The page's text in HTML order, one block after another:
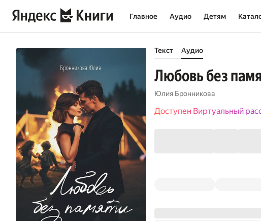
Главное Аудио Детям
Текст Аудио
Любовь без
Юлия Бронникова
Доступен Виртуальный